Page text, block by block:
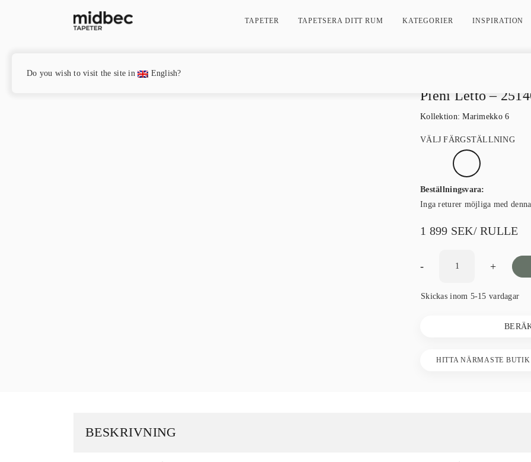
TAPETER TAPETSERA DITT RUM KATEGORIER INSPIRATION
/ Marimekko 6 / Pieni Letto – 25146
Pieni Letto –
Kollektion:Marimekko 6
VÄLJ FÄRGSTÄLLNING
1 899 SEK/ RULLE
- +
Skickas inom 5-15 vardagar
Beställningsvara:
Inga returer möjliga med
HITTA NÄRMASTE BUTIK
BESKRIVNING
Do you wish to visit the site in English?